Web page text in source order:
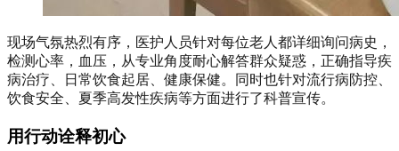
现场气氛热烈有序，医护人员针对每位老人都详细询问病史，
检测心率，血压，从专业角度耐心解答群众疑惑，正确指导疾
病治疗、日常饮食起居、健康保健。同时也针对流行病防控、
饮食安全、夏季高发性疾病等方面进行了科普宣传。
用行动诠释初心